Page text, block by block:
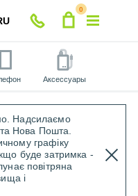
Надсилаємо
Нова Пошта.
графіку
буде затримка -
повітряна
і
0
Аксессуары